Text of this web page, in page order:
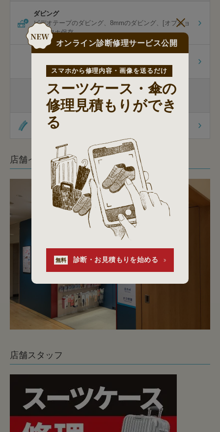
オンライン診断修理サービス公開
スマホから修理内容・画像を送るだけ
スーツケース・傘の
修理見積もりができ
る
無料 診断・お見積もりを始める
ダビング
ビデオテープのダビング
8mmのダビング
[オプショ
ン]スマホ保存
家庭用包丁
杖先の修理
杖先の修理
杖の販売
オリジナル商品
店舗イメージ
店舗スタッフ